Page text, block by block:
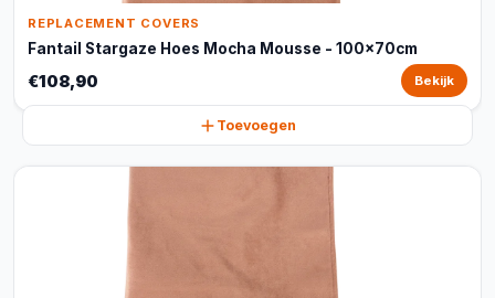
REPLACEMENT COVERS
Fantail Stargaze Hoes Mocha Mousse - 100x70cm
€108,90 Bekijk
Toevoegen